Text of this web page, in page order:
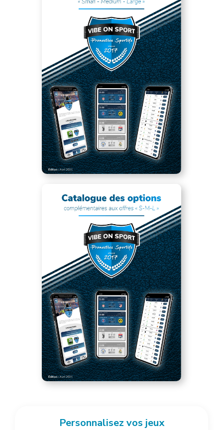
Personnalisez vos jeux